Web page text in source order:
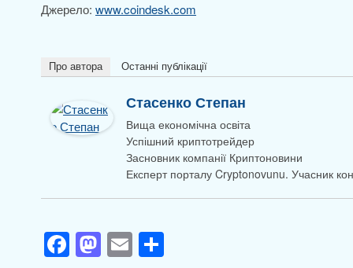
Джерело: www.coindesk.com
Про автора Останні публікації
Стасенко Степан
Вища економічна освіта
Успішний криптотрейдер
Засновник компанії Криптоновини
Експерт порталу Cryptonovunu. Учасник
F M E